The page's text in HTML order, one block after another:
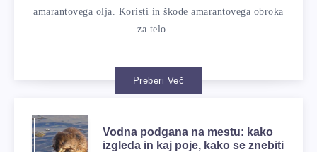
amarantovega olja. Koristi in škode amarantovega obroka
za telo.…
Preberi Več
Vodna podgana na mestu: kako
izgleda in kaj poje, kako se znebiti